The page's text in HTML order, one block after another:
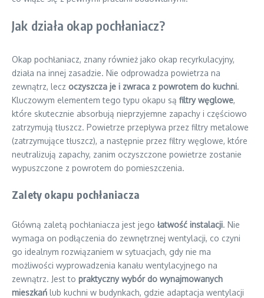
Jak działa okap pochłaniacz?
Okap pochłaniacz, znany również jako okap recyrkulacyjny,
działa na innej zasadzie. Nie odprowadza powietrza na
zewnątrz, lecz oczyszcza je i zwraca z powrotem do kuchni.
Kluczowym elementem tego typu okapu są filtry węglowe,
które skutecznie absorbują nieprzyjemne zapachy i częściowo
zatrzymują tłuszcz. Powietrze przepływa przez filtry metalowe
(zatrzymujące tłuszcz), a następnie przez filtry węglowe, które
neutralizują zapachy, zanim oczyszczone powietrze zostanie
wypuszczone z powrotem do pomieszczenia.
Zalety okapu pochłaniacza
Główną zaletą pochłaniacza jest jego łatwość instalacji. Nie
wymaga on podłączenia do zewnętrznej wentylacji, co czyni
go idealnym rozwiązaniem w sytuacjach, gdy nie ma
możliwości wyprowadzenia kanału wentylacyjnego na
zewnątrz. Jest to praktyczny wybór do wynajmowanych
mieszkań lub kuchni w budynkach, gdzie adaptacja wentylacji